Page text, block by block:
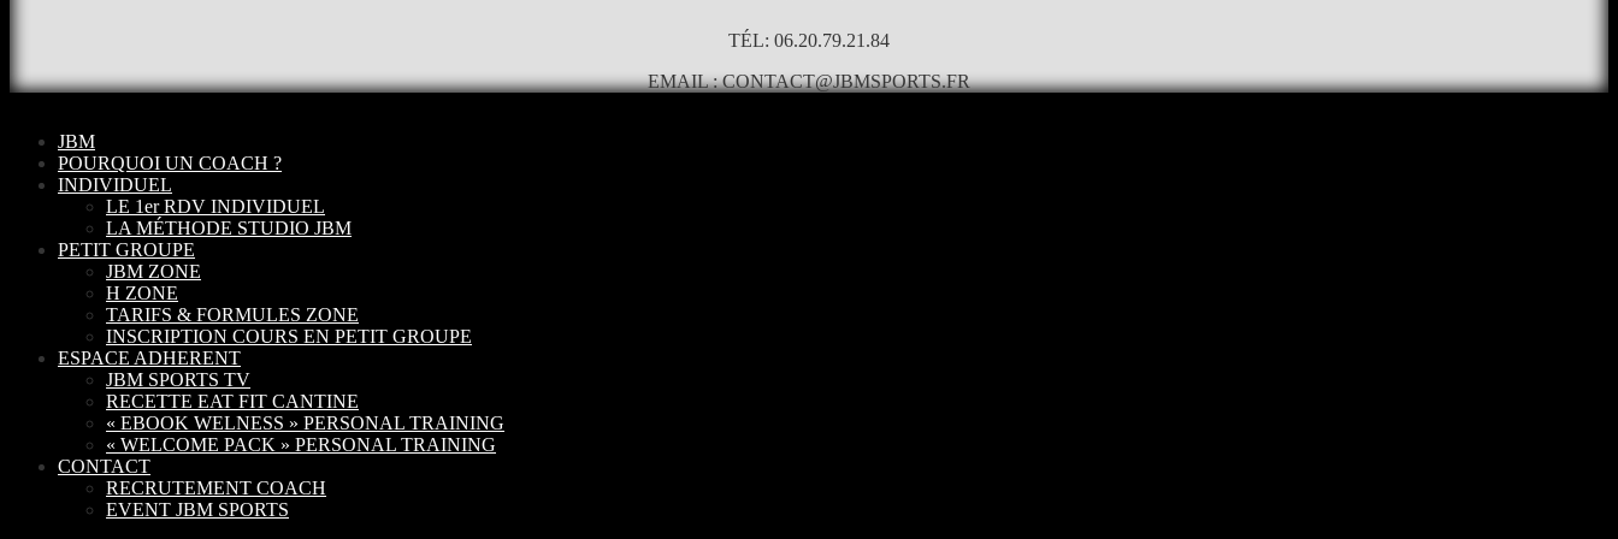
TÉL: 06.20.79.21.84
EMAIL : CONTACT@JBMSPORTS.FR
JBM
POURQUOI UN COACH ?
INDIVIDUEL
LE 1er RDV INDIVIDUEL
LA MÉTHODE STUDIO JBM
PETIT GROUPE
JBM ZONE
H ZONE
TARIFS & FORMULES ZONE
INSCRIPTION COURS EN PETIT GROUPE
ESPACE ADHERENT
JBM SPORTS TV
RECETTE EAT FIT CANTINE
« EBOOK WELNESS » PERSONAL TRAINING
« WELCOME PACK » PERSONAL TRAINING
CONTACT
RECRUTEMENT COACH
EVENT JBM SPORTS